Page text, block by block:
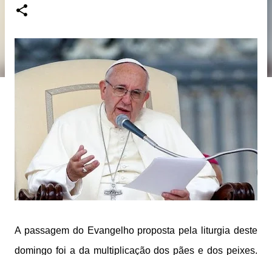
A passagem do Evangelho proposta pela liturgia deste
domingo foi a da multiplicação dos pães e dos peixes.